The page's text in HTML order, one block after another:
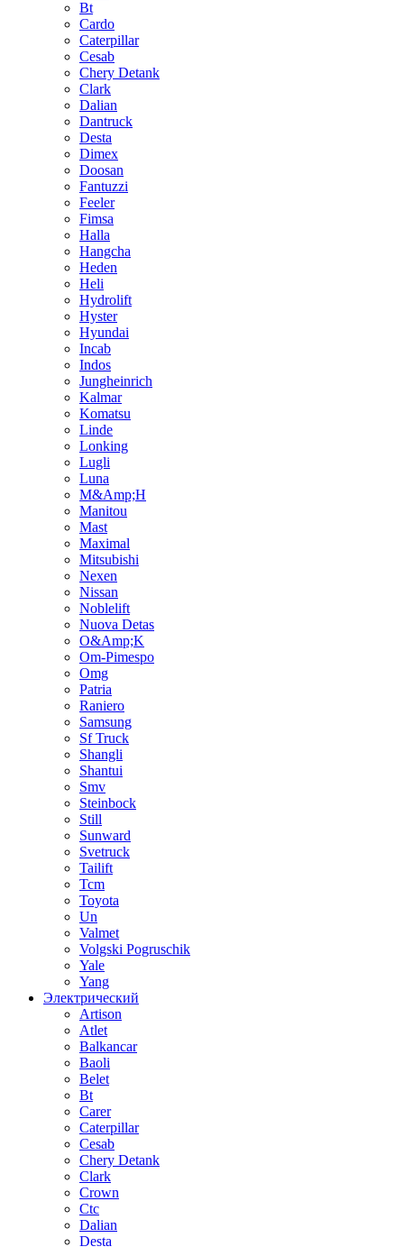
Bt
Cardo
Caterpillar
Cesab
Chery Detank
Clark
Dalian
Dantruck
Desta
Dimex
Doosan
Fantuzzi
Feeler
Fimsa
Halla
Hangcha
Heden
Heli
Hydrolift
Hyster
Hyundai
Incab
Indos
Jungheinrich
Kalmar
Komatsu
Linde
Lonking
Lugli
Luna
M&Amp;H
Manitou
Mast
Maximal
Mitsubishi
Nexen
Nissan
Noblelift
Nuova Detas
O&Amp;K
Om-Pimespo
Omg
Patria
Raniero
Samsung
Sf Truck
Shangli
Shantui
Smv
Steinbock
Still
Sunward
Svetruck
Tailift
Tcm
Toyota
Un
Valmet
Volgski Pogruschik
Yale
Yang
Электрический
Artison
Atlet
Balkancar
Baoli
Belet
Bt
Carer
Caterpillar
Cesab
Chery Detank
Clark
Crown
Ctc
Dalian
Desta